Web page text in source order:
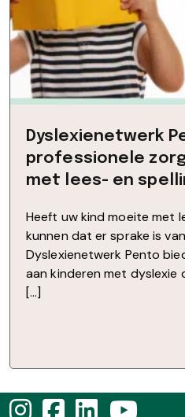
Dyslexienetwerk
professionele
met lees- en
Heeft uw kind moeite met
kunnen dat er sprake is
Dyslexienetwerk Pento
aan kinderen met dyslexie
[…]